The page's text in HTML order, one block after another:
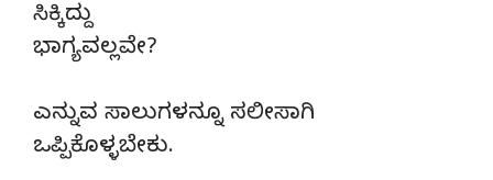
ಸಿಕ್ಕಿದ್ದು
ಭಾಗ್ಯವಲ್ಲವೇ?
ಎನ್ನುವ ಸಾಲುಗಳನ್ನೂ ಸಲೀಸಾಗಿ
ಒಪ್ಪಿಕೊಳ್ಳಬೇಕು.